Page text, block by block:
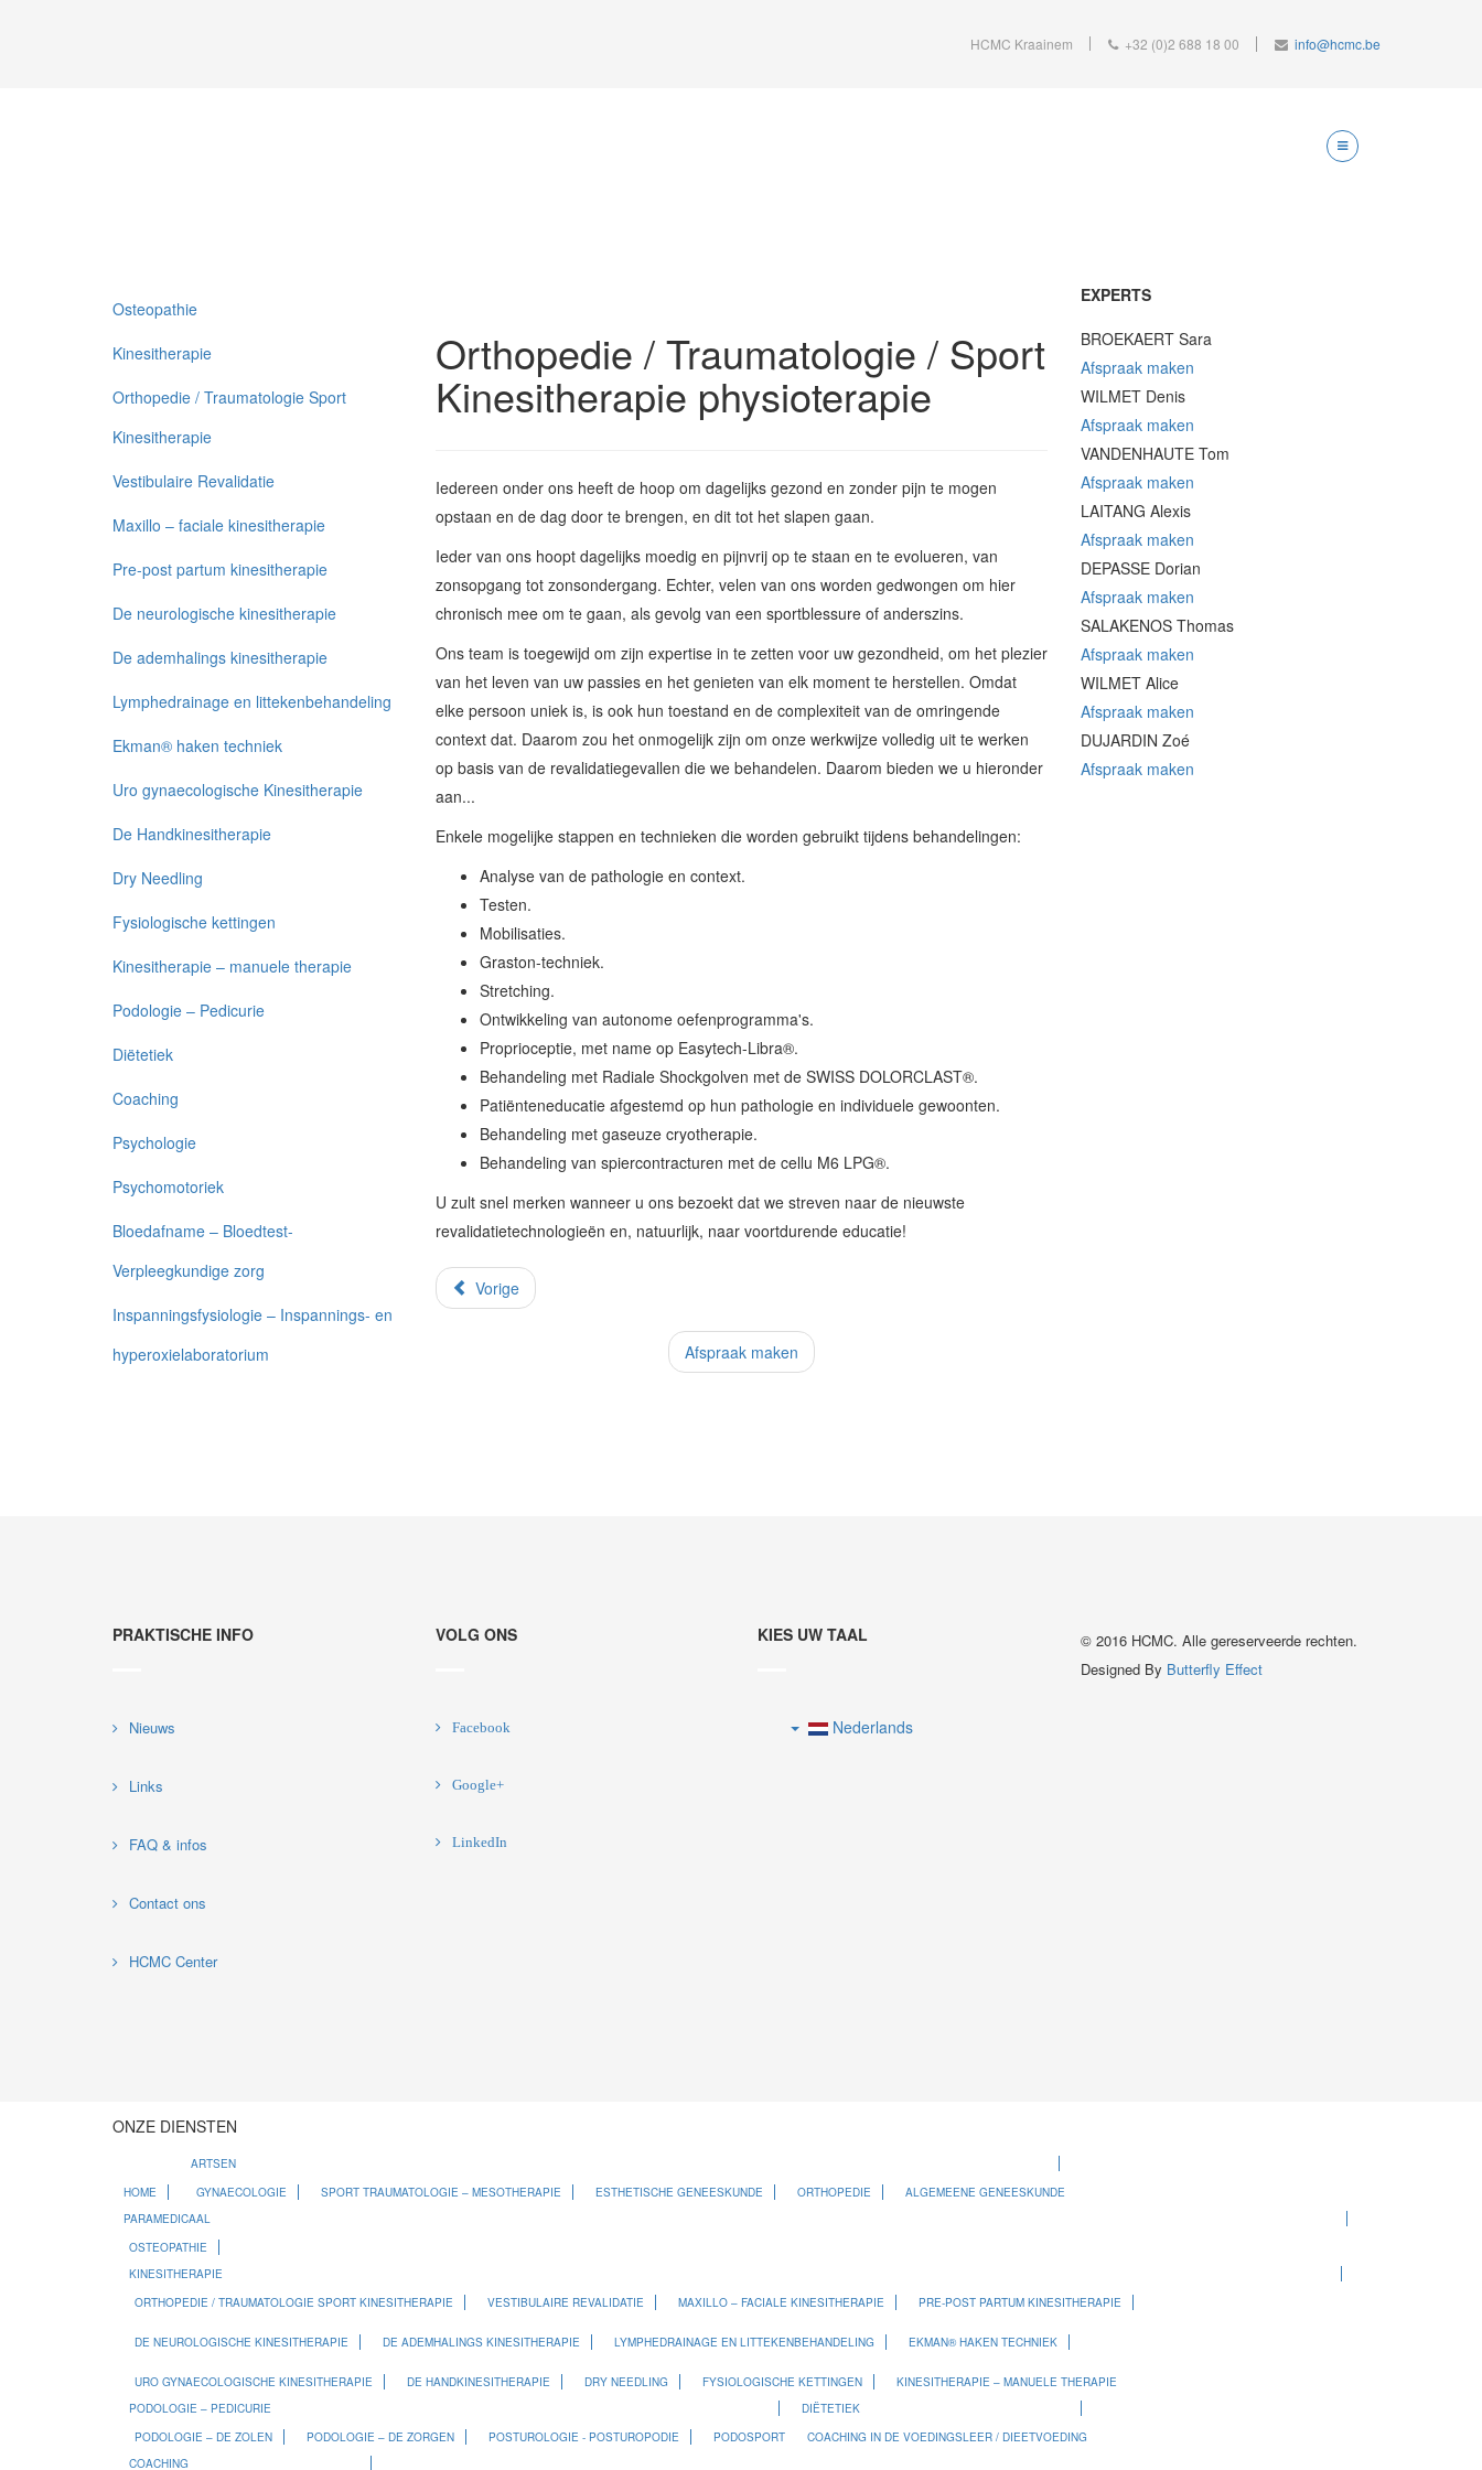
HCMC Kraainem +32 (0)2 688 18 00 info@hcmc.be
Osteopathie
Kinesitherapie
Orthopedie / Traumatologie Sport
Kinesitherapie
Vestibulaire Revalidatie
Maxillo – faciale kinesitherapie
Pre-post partum kinesitherapie
De neurologische kinesitherapie
De ademhalings kinesitherapie
Lymphedrainage en littekenbehandeling
Ekman® haken techniek
Uro gynaecologische Kinesitherapie
De Handkinesitherapie
Dry Needling
Fysiologische kettingen
Kinesitherapie – manuele therapie
Podologie – Pedicurie
Diëtetiek
Coaching
Psychologie
Psychomotoriek
Bloedafname – Bloedtest-
Verpleegkundige zorg
Inspanningsfysiologie – Inspannings- en
hyperoxielaboratorium
Orthopedie / Traumatologie / Sport
Kinesitherapie physioterapie
Iedereen onder ons heeft de hoop om dagelijks gezond en zonder pijn te mogen
opstaan en de dag door te brengen, en dit tot het slapen gaan.
Ieder van ons hoopt dagelijks moedig en pijnvrij op te staan en te evolueren, van
zonsopgang tot zonsondergang. Echter, velen van ons worden gedwongen om hier
chronisch mee om te gaan, als gevolg van een sportblessure of anderszins.
Ons team is toegewijd om zijn expertise in te zetten voor uw gezondheid, om het plezier
van het leven van uw passies en het genieten van elk moment te herstellen. Omdat
elke persoon uniek is, is ook hun toestand en de complexiteit van de omringende
context dat. Daarom zou het onmogelijk zijn om onze werkwijze volledig uit te werken
op basis van de revalidatiegevallen die we behandelen. Daarom bieden we u hieronder
aan...
Enkele mogelijke stappen en technieken die worden gebruikt tijdens behandelingen:
Analyse van de pathologie en context.
Testen.
Mobilisaties.
Graston-techniek.
Stretching.
Ontwikkeling van autonome oefenprogramma's.
Proprioceptie, met name op Easytech-Libra®.
Behandeling met Radiale Shockgolven met de SWISS DOLORCLAST®.
Patiënteneducatie afgestemd op hun pathologie en individuele gewoonten.
Behandeling met gaseuze cryotherapie.
Behandeling van spiercontracturen met de cellu M6 LPG®.
U zult snel merken wanneer u ons bezoekt dat we streven naar de nieuwste
revalidatietechnologieën en, natuurlijk, naar voortdurende educatie!
Vorige
Afspraak maken
EXPERTS
BROEKAERT Sara
Afspraak maken
WILMET Denis
Afspraak maken
VANDENHAUTE Tom
Afspraak maken
LAITANG Alexis
Afspraak maken
DEPASSE Dorian
Afspraak maken
SALAKENOS Thomas
Afspraak maken
WILMET Alice
Afspraak maken
DUJARDIN Zoé
Afspraak maken
PRAKTISCHE INFO
Nieuws
Links
FAQ & infos
Contact ons
HCMC Center
VOLG ONS
Facebook
Google+
LinkedIn
KIES UW TAAL
Nederlands
© 2016 HCMC. Alle gereserveerde rechten.
Designed By Butterfly Effect
ONZE DIENSTEN
HOME
ARTSEN
GYNAECOLOGIE
SPORT TRAUMATOLOGIE – MESOTHERAPIE ESTHETISCHE GENEESKUNDE ORTHOPEDIE
ALGEMEENE GENEESKUNDE
PARAMEDICAAL
OSTEOPATHIE
KINESITHERAPIE
ORTHOPEDIE / TRAUMATOLOGIE SPORT KINESITHERAPIE
VESTIBULAIRE REVALIDATIE MAXILLO – FACIALE KINESITHERAPIE PRE-POST PARTUM KINESITHERAPIE
DE NEUROLOGISCHE KINESITHERAPIE DE ADEMHALINGS KINESITHERAPIE LYMPHEDRAINAGE EN LITTEKENBEHANDELING EKMAN® HAKEN TECHNIEK
URO GYNAECOLOGISCHE KINESITHERAPIE DE HANDKINESITHERAPIE DRY NEEDLING FYSIOLOGISCHE KETTINGEN
KINESITHERAPIE – MANUELE THERAPIE
PODOLOGIE – PEDICURIE
PODOLOGIE – DE ZOLEN
PODOLOGIE – DE ZORGEN POSTUROLOGIE - POSTUROPODIE PODOSPORT
DIËTETIEK
COACHING IN DE VOEDINGSLEER / DIEETVOEDING
COACHING